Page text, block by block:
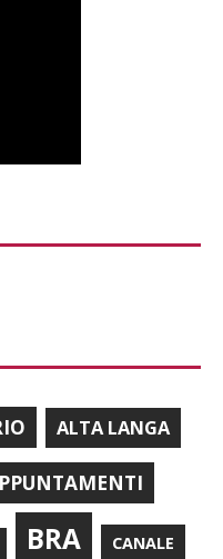
ALTA LANGA
BRA CANALE